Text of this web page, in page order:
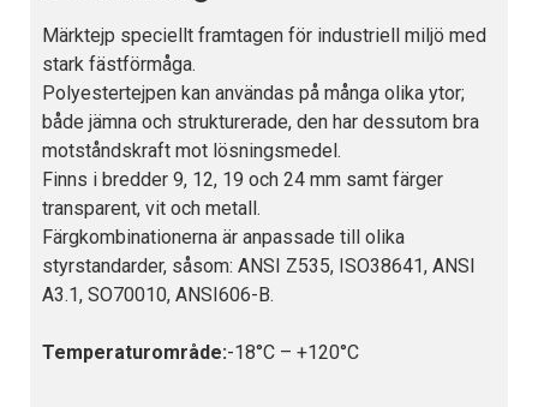
Märktejp speciellt framtagen för industriell miljö med
stark fästförmåga.
Polyestertejpen kan användas på många olika ytor;
både jämna och strukturerade, den har dessutom bra
motståndskraft mot lösningsmedel.
Finns i bredder 9, 12, 19 och 24 mm samt färger
transparent, vit och metall.
Färgkombinationerna är anpassade till olika
styrstandarder, såsom: ANSI Z535, ISO38641, ANSI
A3.1, SO70010, ANSI606-B.
Temperaturområde:-18°C – +120°C